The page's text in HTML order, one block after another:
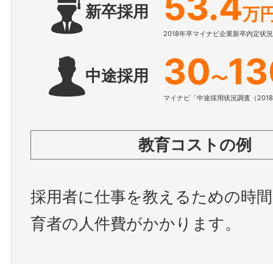
新卒採用 万
2018年卒マイナビ企業新卒内定状
中途採用 30〜
マイナビ「中途採用状況調査（
教育コストの例
採用者に仕事を教えるための時
育者の人件費がかかります。